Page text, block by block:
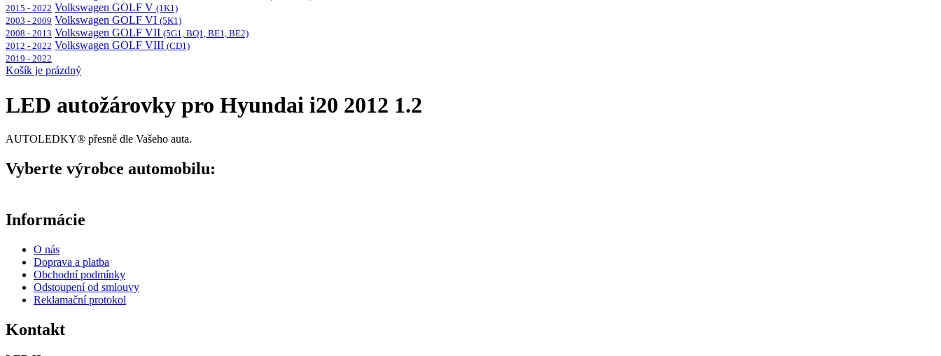
2015 - 2022 Volkswagen GOLF V (1K1)
2003 - 2009 Volkswagen GOLF VI (5K1)
2008 - 2013 Volkswagen GOLF VII (5G1, BQ1, BE1, BE2)
2012 - 2022 Volkswagen GOLF VIII (CD1)
2019 - 2022
Košík je prázdný
LED autožárovky pro Hyundai i20 2012 1.2
AUTOLEDKY® přesně dle Vašeho auta.
Vyberte výrobce automobilu:
Informácie
O nás
Doprava a platba
Obchodní podmínky
Odstoupení od smlouvy
Reklamační protokol
Kontakt